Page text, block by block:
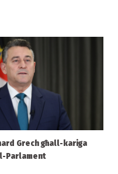
Grech għall-kariga
Parlament